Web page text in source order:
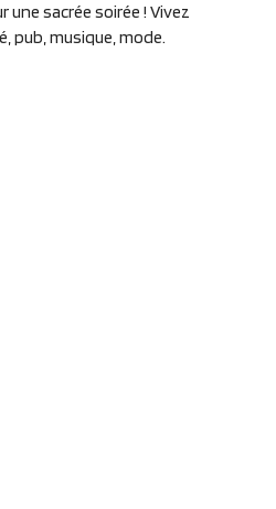
sacrée soirée ! Vivez
pub, musique, mode.